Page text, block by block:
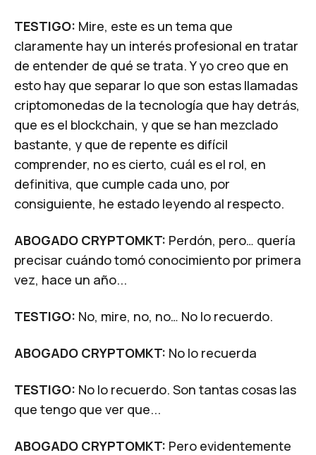
TESTIGO: Mire, este es un tema que
claramente hay un interés profesional en tratar
de entender de qué se trata. Y yo creo que en
esto hay que separar lo que son estas llamadas
criptomonedas de la tecnología que hay detrás,
que es el blockchain, y que se han mezclado
bastante, y que de repente es difícil
comprender, no es cierto, cuál es el rol, en
definitiva, que cumple cada uno, por
consiguiente, he estado leyendo al respecto.
ABOGADO CRYPTOMKT: Perdón, pero… quería
precisar cuándo tomó conocimiento por primera
vez, hace un año...
TESTIGO: No, mire, no, no… No lo recuerdo.
ABOGADO CRYPTOMKT: No lo recuerda
TESTIGO: No lo recuerdo. Son tantas cosas las
que tengo que ver que...
ABOGADO CRYPTOMKT: Pero evidentemente